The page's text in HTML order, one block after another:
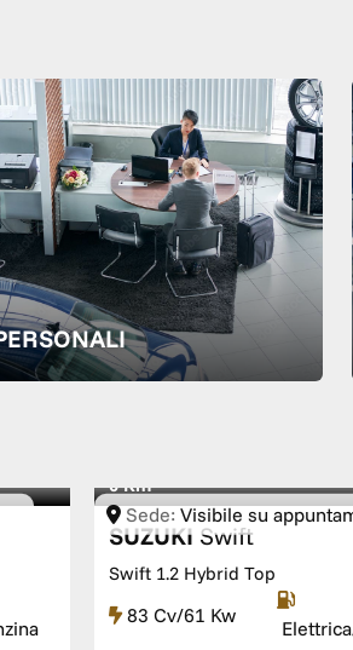
Sede: Visibile su
0 Km
SUZUKI Swift
Swift 1.2 Hybrid Top
83 Cv/61 Kw